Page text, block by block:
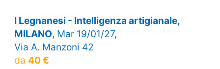
I Legnanesi - Intelligenza artigianale,
MILANO, Mar 19/01/27,
Via A. Manzoni 42
da 40 €